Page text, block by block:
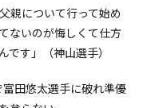
親について行って始め
ないのが悔しくて仕方
す」（神山選手）
田悠太選手に破れ準優